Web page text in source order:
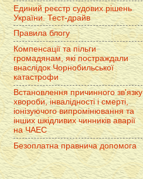
Единий реєстр судових рішень
України. Тест-драйв
Правила блогу
Компенсації та пільги
громадянам, які постраждали
внаслідок Чорнобильської
катастрофи
Встановлення причинного зв'язку
хвороби, інвалідності і смерті,
іонізуючого випромінювання та
інших шкідливих чинників аварії
на ЧАЕС
Безоплатна правнича допомога